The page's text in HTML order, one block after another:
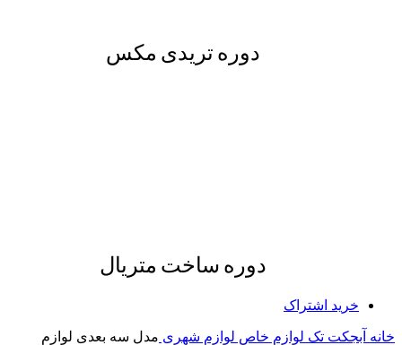
دوره تریدی مکس
دوره ساخت متریال
خرید اشتراک
خانه آبجکت تک لوازم خاص لوازم شهری مدل سه بعدی لوازم